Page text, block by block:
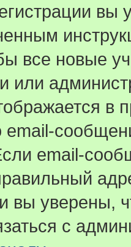
вы
все новые
или
в
email-
вы уверены,
с